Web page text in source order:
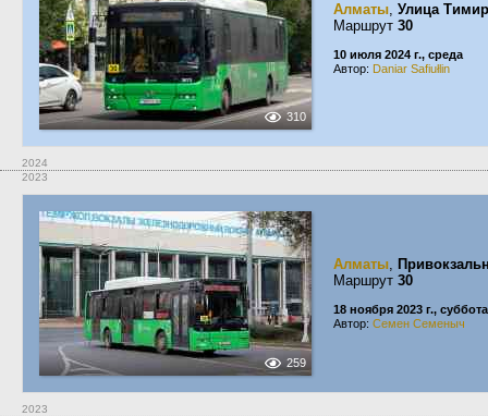
310
Алматы, Улица
Маршрут 30
10 июля 2024 г., среда
Автор: Daniar Safiułlin
2024
2023
259
Алматы,
Маршрут 30
18 ноября 2023 г., суббота
Автор: Семен Семеныч
2023